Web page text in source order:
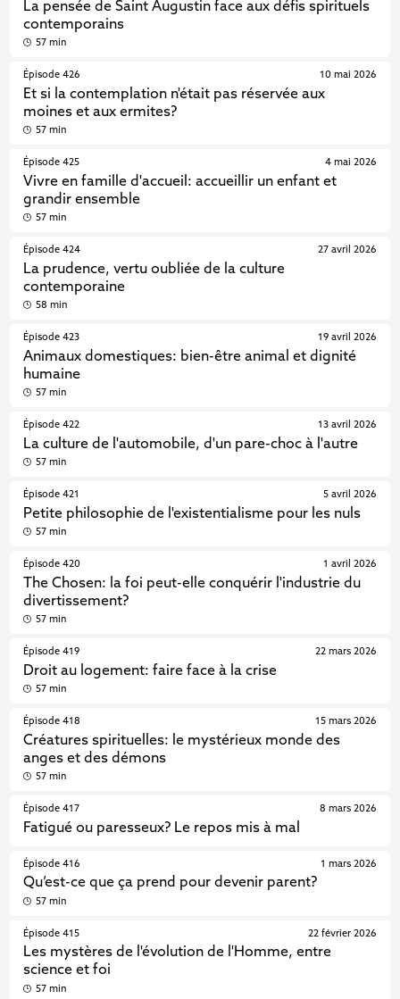
La pensée de Saint Augustin face aux défis spirituels
contemporains
57 min
Épisode 426
Et si la contemplation n'était pas réservée aux
moines et aux ermites?
10 mai 2026
57 min
Épisode 425
Vivre en famille d'accueil: accueillir un enfant et
grandir ensemble
4 mai 2026
57 min
Épisode 424
La prudence, vertu oubliée de la culture
contemporaine
27 avril 2026
58 min
Épisode 423
Animaux domestiques: bien-être animal et dignité
humaine
19 avril 2026
57 min
Épisode 422
La culture de l'automobile, d'un pare-choc à l'autre
13 avril 2026
57 min
Épisode 421
Petite philosophie de l'existentialisme pour les nuls
5 avril 2026
57 min
Épisode 420
The Chosen: la foi peut-elle conquérir l'industrie du
divertissement?
1 avril 2026
57 min
Épisode 419
Droit au logement: faire face à la crise
22 mars 2026
57 min
Épisode 418
Créatures spirituelles: le mystérieux monde des
anges et des démons
15 mars 2026
57 min
Épisode 417
Fatigué ou paresseux? Le repos mis à mal
8 mars 2026
Épisode 416
Qu’est-ce que ça prend pour devenir parent?
1 mars 2026
57 min
Épisode 415
Les mystères de l'évolution de l'Homme, entre
science et foi
22 février 2026
57 min